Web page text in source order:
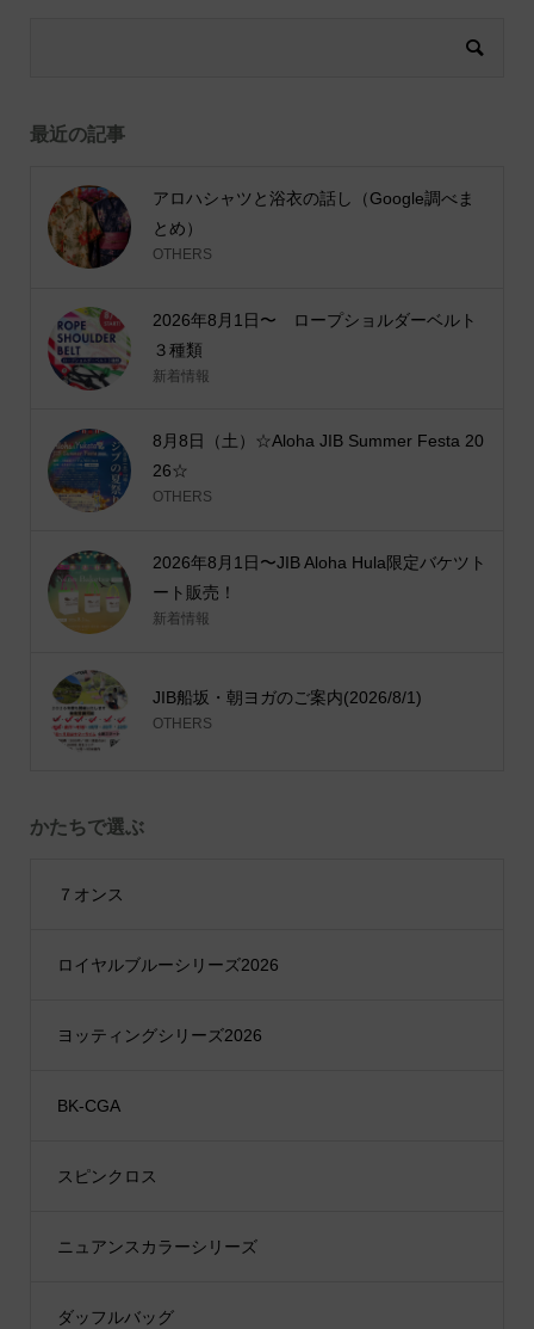
最近の記事
アロハシャツと浴衣の話し（Google調べま
とめ）
OTHERS
2026年8月1日〜 ロープショルダーベルト
３種類
新着情報
8月8日（土）☆Aloha JIB Summer Festa 20
26☆
OTHERS
2026年8月1日〜JIB Aloha Hula限定バケツト
ート販売！
新着情報
JIB船坂・朝ヨガのご案内(2026/8/1)
OTHERS
かたちで選ぶ
７オンス
ロイヤルブルーシリーズ2026
ヨッティングシリーズ2026
BK-CGA
スピンクロス
ニュアンスカラーシリーズ
ダッフルバッグ